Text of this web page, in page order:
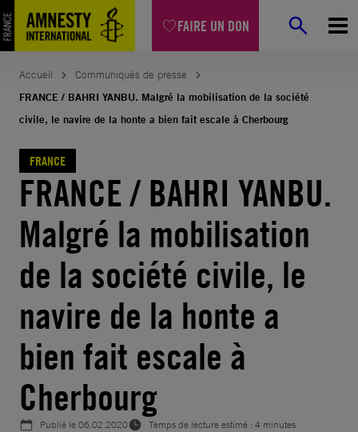
FAIRE UN DON
Aller
au
contenu
Accueil
Communiqués de presse
FRANCE / BAHRI YANBU. Malgré la mobilisation de la société
civile, le navire de la honte a bien fait escale à Cherbourg
FRANCE
FRANCE / BAHRI YANBU.
Malgré la mobilisation
de la société civile, le
navire de la honte a
bien fait escale à
Cherbourg
Publié le06.02.2020
Temps de lecture estimé : 4 minutes